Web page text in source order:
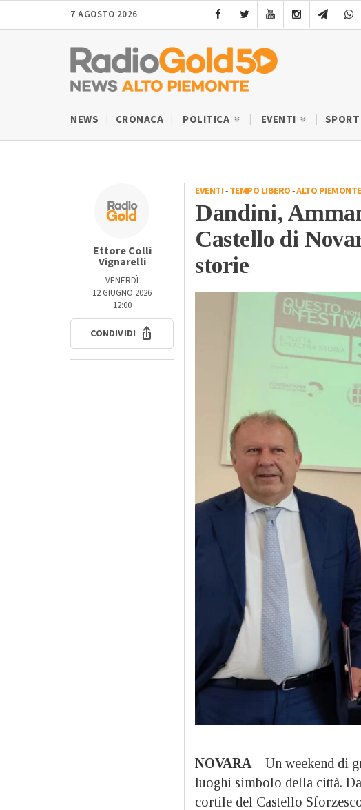
7 AGOSTO 2026
NEWS CRONACA POLITICA EVENTI SPORT
Ettore Colli
Vignarelli
VENERDÌ
12 GIUGNO 2026
12:00
CONDIVIDI
EVENTI-TEMPO LIBERO-ALTO PIEMONTE
Dandini,
Castello di
storie
NOVARA – Un weekend di
luoghi simbolo della città.
cortile del Castello